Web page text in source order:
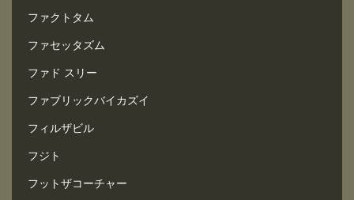
ファクトタム
ファセッタズム
ファド スリー
ファブリックバイカズイ
フィルザビル
フジト
フットザコーチャー